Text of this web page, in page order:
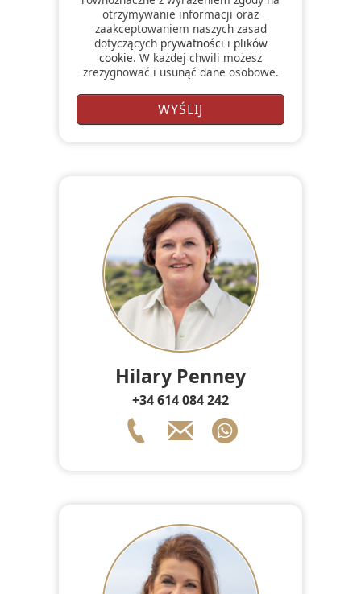
otrzymywanie informacji oraz
zaakceptowaniem naszych zasad
dotyczących prywatności i plików
cookie. W każdej chwili możesz
zrezygnować i usunąć dane osobowe.
Hilary Penney
+34 614 084 242